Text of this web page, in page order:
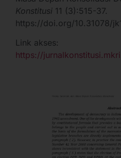
Konstitusi 11 (3):515-37.
https://doi.org/10.31078/
Link akses:
https://